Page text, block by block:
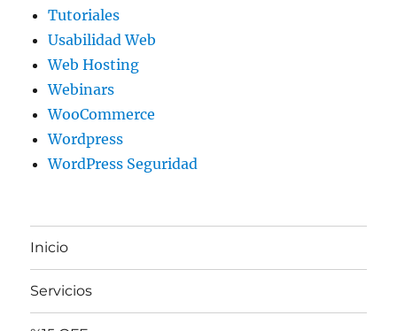
Tutoriales
Usabilidad Web
Web Hosting
Webinars
WooCommerce
Wordpress
WordPress Seguridad
Inicio
Servicios